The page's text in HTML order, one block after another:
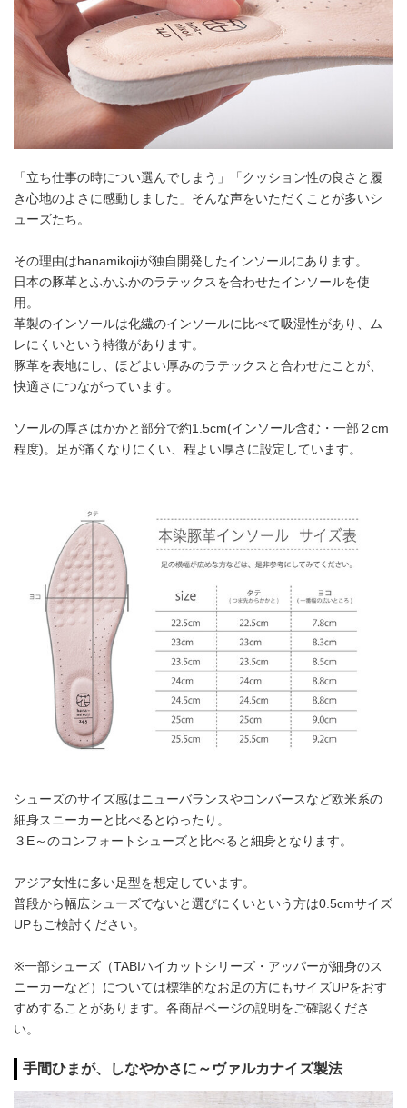
「立ち仕事の時につい選んでしまう」「クッション性の良さと履
き心地のよさに感動しました」そんな声をいただくことが多いシ
ューズたち。
その理由はhanamikojiが独自開発したインソールにあります。
日本の豚革とふかふかのラテックスを合わせたインソールを使
用。
革製のインソールは化繊のインソールに比べて吸湿性があり、ム
レにくいという特徴があります。
豚革を表地にし、ほどよい厚みのラテックスと合わせたことが、
快適さにつながっています。
ソールの厚さはかかと部分で約1.5cm(インソール含む・一部２cm
程度)。足が痛くなりにくい、程よい厚さに設定しています。
シューズのサイズ感はニューバランスやコンバースなど欧米系の
細身スニーカーと比べるとゆったり。
３E～のコンフォートシューズと比べると細身となります。
アジア女性に多い足型を想定しています。
普段から幅広シューズでないと選びにくいという方は0.5cmサイズ
UPもご検討ください。
※一部シューズ（TABIハイカットシリーズ・アッパーが細身のス
ニーカーなど）については標準的なお足の方にもサイズUPをおす
すめすることがあります。各商品ページの説明をご確認くださ
い。
手間ひまが、しなやかさに～ヴァルカナイズ製法